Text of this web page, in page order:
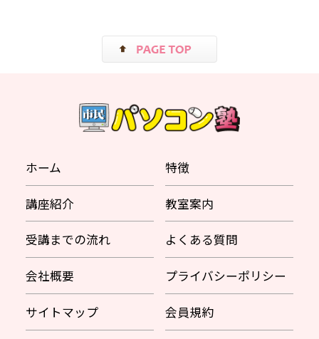
ホーム 特徴
講座紹介 教室案内
受講までの流れ よくある質問
会社概要 プライバシーポリシー
サイトマップ 会員規約